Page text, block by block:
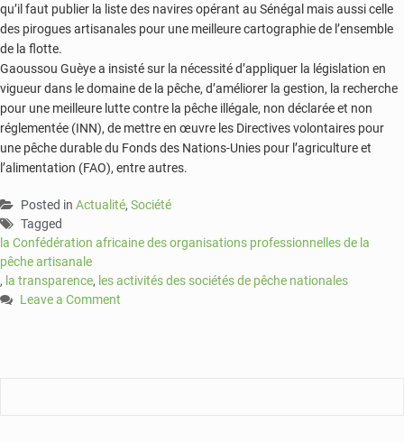
qu’il faut publier la liste des navires opérant au Sénégal mais aussi celle
des pirogues artisanales pour une meilleure cartographie de l’ensemble
de la flotte.
Gaoussou Guèye a insisté sur la nécessité d’appliquer la législation en
vigueur dans le domaine de la pêche, d’améliorer la gestion, la recherche
pour une meilleure lutte contre la pêche illégale, non déclarée et non
réglementée (INN), de mettre en œuvre les Directives volontaires pour
une pêche durable du Fonds des Nations-Unies pour l’agriculture et
l’alimentation (FAO), entre autres.
Posted in Actualité, Société
Tagged
la Confédération africaine des organisations professionnelles de la
pêche artisanale
, la transparence, les activités des sociétés de pêche nationales
Leave a Comment